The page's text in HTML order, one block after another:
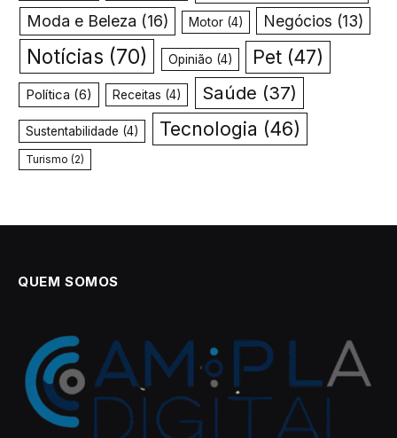
Moda e Beleza (16) Motor(4) Negócios (13)
Notícias (70) Opinião (4) Pet (47)
Política (6) Receitas (4) Saúde (37)
Sustentabilidade (4) Tecnologia (46)
Turismo (2)
QUEM SOMOS